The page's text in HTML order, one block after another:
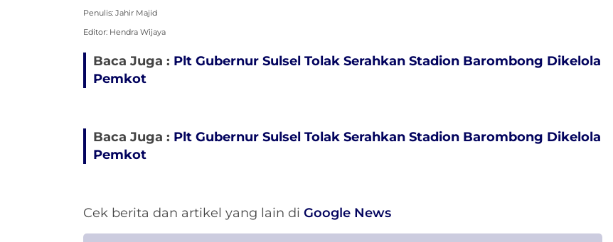
Penulis: Jahir Majid
Editor: Hendra Wijaya
Baca Juga : Plt Gubernur Sulsel Tolak Serahkan Stadion Barombong Dikelola
Pemkot
Baca Juga : Plt Gubernur Sulsel Tolak Serahkan Stadion Barombong Dikelola
Pemkot
Cek berita dan artikel yang lain di Google News